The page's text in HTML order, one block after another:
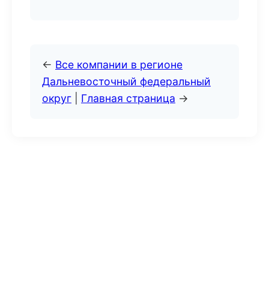
← Все компании в регионе
Дальневосточный федеральный
округ
Главная страница →